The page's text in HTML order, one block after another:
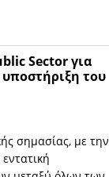
Sector για
του
σημασίας, με την